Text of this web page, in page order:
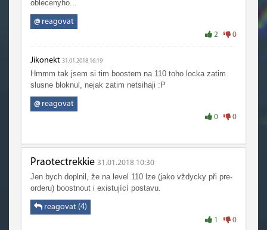
oblecenyho...
@reagovat
2 0
Jikonekt 31.01.2018 16:19
Hmmm tak jsem si tim boostem na 110 toho locka zatim
slusne bloknul, nejak zatim netsihaji :P
@reagovat
0 0
Praotectrekkie 31.01.2018 10:30
Jen bych doplnil, že na level 110 lze (jako vždycky při pre-
orderu) boostnout i existující postavu.
reagovat (4)
1 0